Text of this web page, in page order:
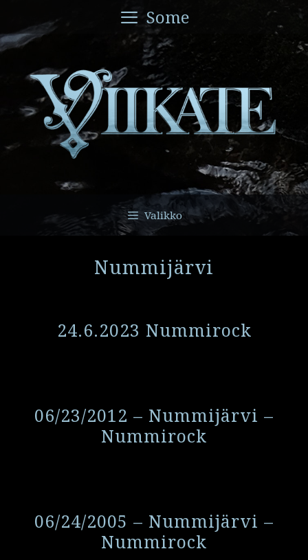
sisältöön
Some
Valikko
Nummijärvi
24.6.2023 Nummirock
06/23/2012 – Nummijärvi –
Nummirock
06/24/2005 – Nummijärvi –
Nummirock